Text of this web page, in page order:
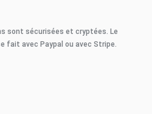
sont sécurisées et cryptées. Le
fait avec Paypal ou avec Stripe.